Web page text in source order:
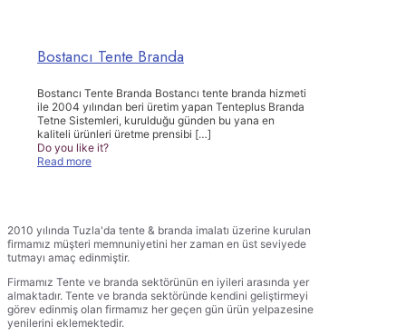
Bostancı Tente Branda
Bostancı Tente Branda Bostancı tente branda hizmeti
ile 2004 yılından beri üretim yapan Tenteplus Branda
Tetne Sistemleri, kurulduğu günden bu yana en
kaliteli ürünleri üretme prensibi […]
Do you like it?
Read more
2010 yılında Tuzla'da tente & branda imalatı üzerine kurulan
firmamız müşteri memnuniyetini her zaman en üst seviyede
tutmayı amaç edinmiştir.
Firmamız Tente ve branda sektörünün en iyileri arasında yer
almaktadır. Tente ve branda sektöründe kendini geliştirmeyi
görev edinmiş olan firmamız her geçen gün ürün yelpazesine
yenilerini eklemektedir.